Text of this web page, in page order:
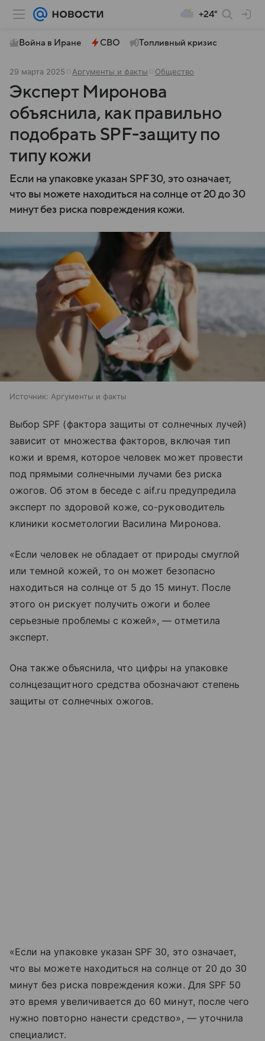
+24°
Война в Иране СВО Топливный кризис
29 марта 2025 Аргументы и факты Общество
Эксперт Миронова
объяснила, как правильно
подобрать SPF-защиту по
типу кожи
Если на упаковке указан SPF 30, это означает,
что вы можете находиться на солнце от 20 до 30
минут без риска повреждения кожи.
Источник: Аргументы и факты
Выбор SPF (фактора защиты от солнечных лучей)
зависит от множества факторов, включая тип
кожи и время, которое человек может провести
под прямыми солнечными лучами без риска
ожогов. Об этом в беседе с aif.ru предупредила
эксперт по здоровой коже, со-руководитель
клиники косметологии Василина Миронова.
«Если человек не обладает от природы смуглой
или темной кожей, то он может безопасно
находиться на солнце от 5 до 15 минут. После
этого он рискует получить ожоги и более
серьезные проблемы с кожей», — отметила
эксперт.
Она также объяснила, что цифры на упаковке
солнцезащитного средства обозначают степень
защиты от солнечных ожогов.
«Если на упаковке указан SPF 30, это означает,
что вы можете находиться на солнце от 20 до 30
минут без риска повреждения кожи. Для SPF 50
это время увеличивается до 60 минут, после чего
нужно повторно нанести средство», — уточнила
специалист.